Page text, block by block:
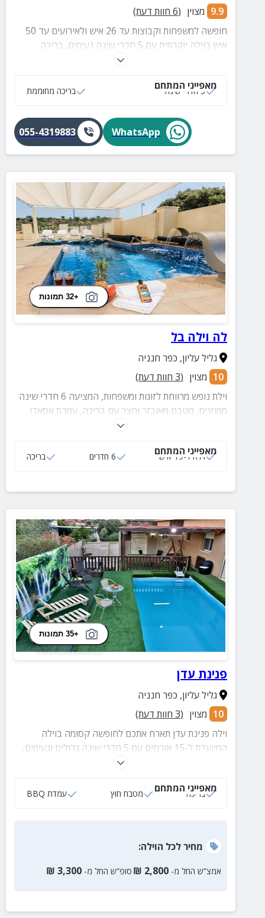
9.9 מצוין (
6 חוות דעת)
חופשה למשפחות וקבוצות עד 26 איש ולאירועים עד 50
איש בוילה יוקרתית עם 5 חדרי שינה נעימים, בריכה
פרטית מחוממת המשקיפה אל הנוף הגלילי הפסטורלי,
מאפייני המתחם
5 חדרי שינה בריכה מחוממת
WhatsApp
055-4319883
+32 תמונות
לה וילה בל
גליל עליון, כפר חנניה
10 מצוין (
3 חוות דעת)
וילת נופש מרווחת לזוגות ומשפחות, המציעה 6 חדרי שינה
ממוזגים, מטבח מאובזר וחצר עם בריכה, עמדת אסאדו
ועוד. האירוח בוילה מתאים גם לציבור הדתי.
מאפייני המתחם
וילה ל-19 איש 6 חדרים בריכה
+35 תמונות
פנינת עדן
גליל עליון, כפר חנניה
10 מצוין (
3 חוות דעת)
וילה פנינת עדן תארח אתכם לחופשה קסומה בוילה
המיועדת ל-15 אורחים עם 5 חדרי שינה גדולים ונעימים,
בריכה (מחוממת) וחצר מהנה במיוחד.
מאפייני המתחם
בריכה מטבח חוץ עמדת BBQ
מחירלכל הוילה:
אמצ”ש החל מ- 2,800
₪ סופ”ש החל מ- 3,300
₪